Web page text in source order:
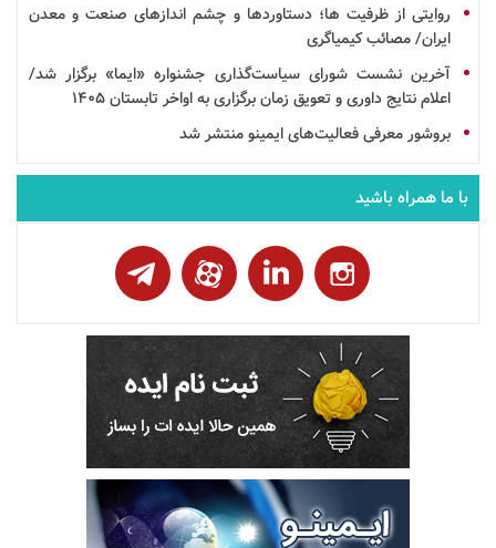
روایتی از ظرفیت ها؛ دستاوردها و چشم اندازهای صنعت و معدن
ایران/ مصائب کیمیاگری
آخرین نشست شورای سیاست‌گذاری جشنواره«ایما» برگزار شد/
اعلام نتایج داوری و تعویق زمان برگزاری به اواخر تابستان ۱۴۰۵
بروشورمعرفی فعالیت‌هایایمینومنتشر شد
با ما همراه باشید